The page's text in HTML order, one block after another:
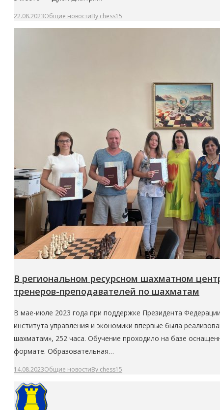
22.08.2023Общие новостиBy chess15
В региональном ресурсном шахматном
тренеров-преподавателей по шахматам
В мае-июле 2023 года при поддержке Президента
института управления и экономики впервые была
шахматам», 252 часа. Обучение проходило на базе
формате. Образовательная…
14.08.2023Общие новостиBy chess15